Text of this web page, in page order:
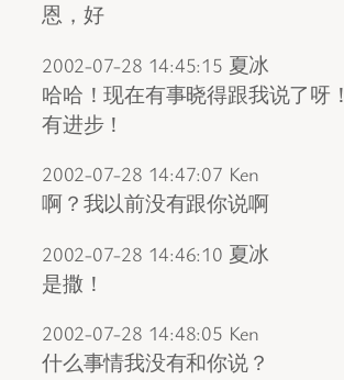
恩，好
2002-07-28 14:45:15 夏冰
哈哈！现在有事晓得跟我说了呀！
有进步！
2002-07-28 14:47:07 Ken
啊？我以前没有跟你说啊
2002-07-28 14:46:10 夏冰
是撒！
2002-07-28 14:48:05 Ken
什么事情我没有和你说？